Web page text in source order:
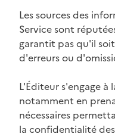
Les sources des
Service sont
garantit pas qu'il
d'erreurs ou
L'Éditeur s'engage à
notamment en
nécessaires
la confidentialité